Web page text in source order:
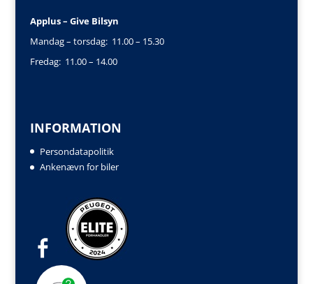
Applus – Give Bilsyn
Mandag – torsdag: 11.00 – 15.30
Fredag: 11.00 – 14.00
INFORMATION
Persondatapolitik
Ankenævn for biler